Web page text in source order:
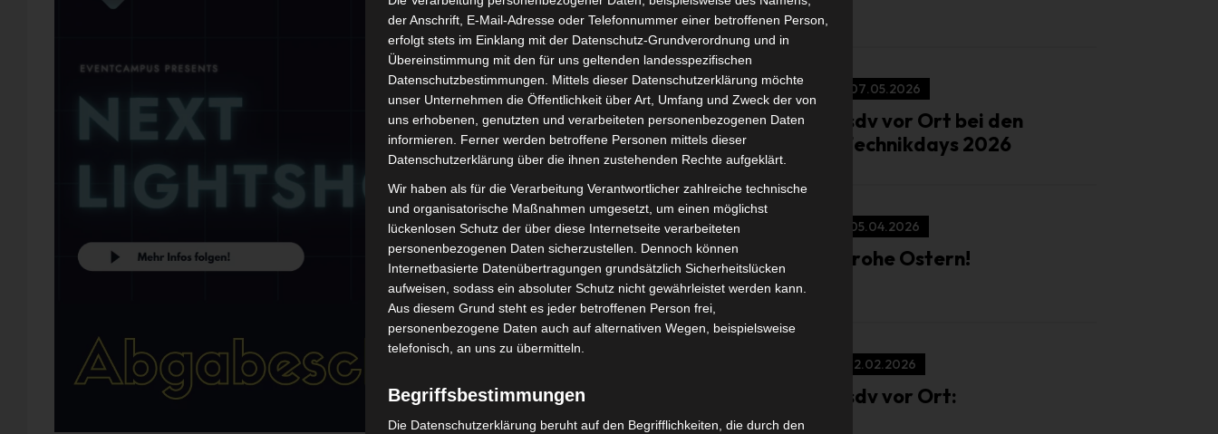
07.05.2026
isdv vor Ort bei den
Technikdays 2026
05.04.2026
Frohe Ostern!
12.02.2026
isdv vor Ort:
der Anschrift, E-Mail-Adresse oder Telefonnummer einer betroffenen Person,
erfolgt stets im Einklang mit der Datenschutz-Grundverordnung und in
Übereinstimmung mit den für uns geltenden landesspezifischen
Datenschutzbestimmungen. Mittels dieser Datenschutzerklärung möchte
unser Unternehmen die Öffentlichkeit über Art, Umfang und Zweck der von
uns erhobenen, genutzten und verarbeiteten personenbezogenen Daten
informieren. Ferner werden betroffene Personen mittels dieser
Datenschutzerklärung über die ihnen zustehenden Rechte aufgeklärt.
Wir haben als für die Verarbeitung Verantwortlicher zahlreiche technische
und organisatorische Maßnahmen umgesetzt, um einen möglichst
lückenlosen Schutz der über diese Internetseite verarbeiteten
personenbezogenen Daten sicherzustellen. Dennoch können
Internetbasierte Datenübertragungen grundsätzlich Sicherheitslücken
aufweisen, sodass ein absoluter Schutz nicht gewährleistet werden kann.
Aus diesem Grund steht es jeder betroffenen Person frei,
personenbezogene Daten auch auf alternativen Wegen, beispielsweise
telefonisch, an uns zu übermitteln.
Begriffsbestimmungen
Die Datenschutzerklärung beruht auf den Begrifflichkeiten, die durch den